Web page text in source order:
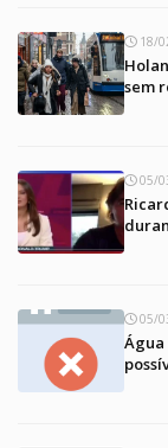
18/
sem
05/
05/
Água